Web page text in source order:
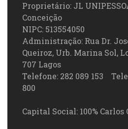
Proprietário: JL
Conceição
NIPC: 513554050
Administração: Rua Dr.
Queiroz, Urb. Marina Sol,
707 Lagos
Telefone: 282 089 153
800
Capital Social: 100% Carlos